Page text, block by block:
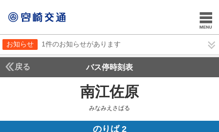
お知らせ 1件のお知らせがあります
戻る バス停時刻表
南江佐原
みなみえさばる
のりば 2